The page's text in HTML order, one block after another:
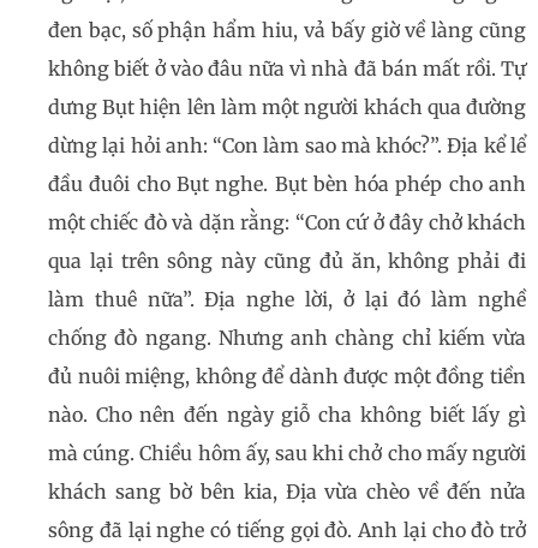
đen bạc, số phận hẩm hiu, vả bấy giờ về làng cũng
không biết ở vào đâu nữa vì nhà đã bán mất rồi. Tự
dưng Bụt hiện lên làm một người khách qua đường
dừng lại hỏi anh: “Con làm sao mà khóc?”. Địa kể lể
đầu đuôi cho Bụt nghe. Bụt bèn hóa phép cho anh
một chiếc đò và dặn rằng: “Con cứ ở đây chở khách
qua lại trên sông này cũng đủ ăn, không phải đi
làm thuê nữa”. Địa nghe lời, ở lại đó làm nghề
chống đò ngang. Nhưng anh chàng chỉ kiếm vừa
đủ nuôi miệng, không để dành được một đồng tiền
nào. Cho nên đến ngày giỗ cha không biết lấy gì
mà cúng. Chiều hôm ấy, sau khi chở cho mấy người
khách sang bờ bên kia, Địa vừa chèo về đến nửa
sông đã lại nghe có tiếng gọi đò. Anh lại cho đò trở